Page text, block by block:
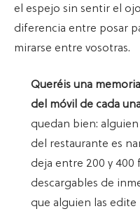
el espejo sin sentir el
diferencia entre posar
mirarse entre vosotras.
Queréis una
del móvil de cada
quedan bien:
del restaurante es
deja entre 200 y 400
descargables de
que alguien las